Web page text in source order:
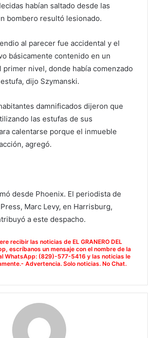
habían saltado desde las
bombero resultó lesionado.
al parecer fue accidental y el
básicamente contenido en un
primer nivel, donde había comenzado
dijo Szymanski.
damnificados dijeron que
las estufas de sus
calentarse porque el inmueble
agregó.
desde Phoenix. El periodista de
Marc Levy, en Harrisburg,
a este despacho.
recibir las noticias de EL GRANERO DEL
escríbanos un mensaje con el nombre de la
WhatsApp: (829)-577-5416 y las noticias le
Advertencia. Solo noticias. No Chat.